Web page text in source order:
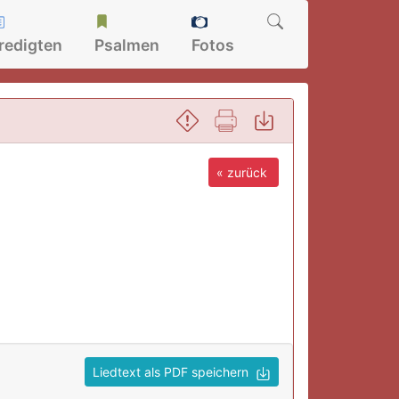
Psalmen Fotos
« zurück
Liedtext als PDF speichern